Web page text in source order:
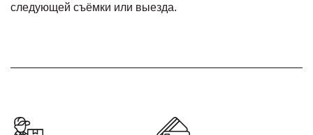
следующей съёмки или выезда.